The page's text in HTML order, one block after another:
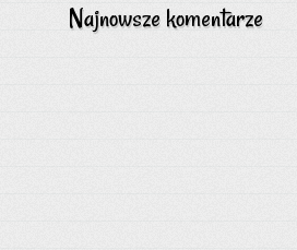
Najnowsze komentarze